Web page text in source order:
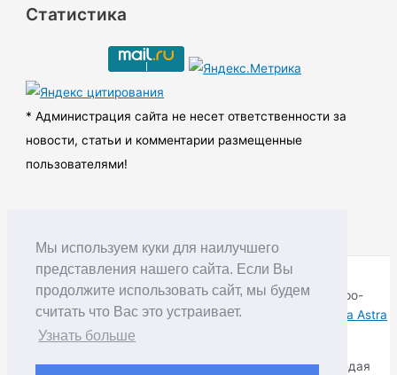
Мы используем куки для наилучшего
представления нашего сайта. Если Вы
продолжите использовать сайт, мы будем
считать что Вас это устраивает.
Узнать больше
х
ы
Статистика
* Администрация сайта не несет ответственности за
новости, статьи и комментарии размещенные
пользователями!
Copyright © RUDNIK.MOBI 28.06.2008 - 2026 | Северо-
Енисейский округ Красноярского края | Powered by
Тема Astra
Копирование материалов разрешается только соблюдая